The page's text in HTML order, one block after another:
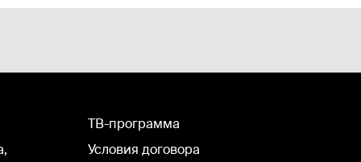
TВ-программа
Условия договора